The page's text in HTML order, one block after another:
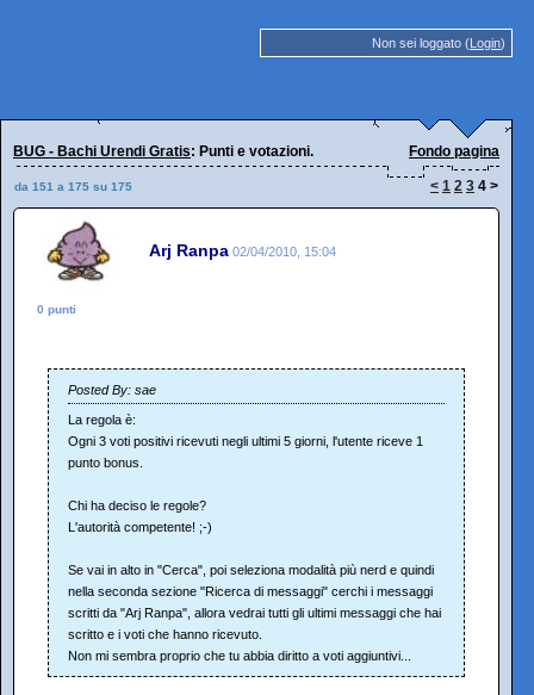
Non sei loggato (Login)
BUG - Bachi Urendi Gratis: Punti e votazioni. Fondo pagina
da 151 a 175 su 175 < 1 2 3 4 >
Arj Ranpa 02/04/2010, 15:04
0 punti
Posted By: sae
La regola è:
Ogni 3 voti positivi ricevuti negli ultimi 5 giorni, l'utente riceve 1
punto bonus.
Chi ha deciso le regole?
L'autorità competente! ;-)
Se vai in alto in "Cerca", poi seleziona modalità più nerd e quindi
nella seconda sezione "Ricerca di messaggi" cerchi i messaggi
scritti da "Arj Ranpa", allora vedrai tutti gli ultimi messaggi che hai
scritto e i voti che hanno ricevuto.
Non mi sembra proprio che tu abbia diritto a voti aggiuntivi...